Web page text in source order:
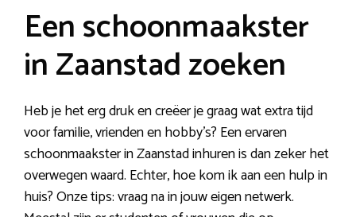
Een schoonmaakster
in Zaanstad zoeken
Heb je het erg druk en creëer je graag wat extra tijd
voor familie, vrienden en hobby’s? Een ervaren
schoonmaakster in Zaanstad inhuren is dan zeker het
overwegen waard. Echter, hoe kom ik aan een hulp in
huis? Onze tips: vraag na in jouw eigen netwerk.